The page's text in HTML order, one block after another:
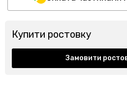
Купити ростовку
Замовити